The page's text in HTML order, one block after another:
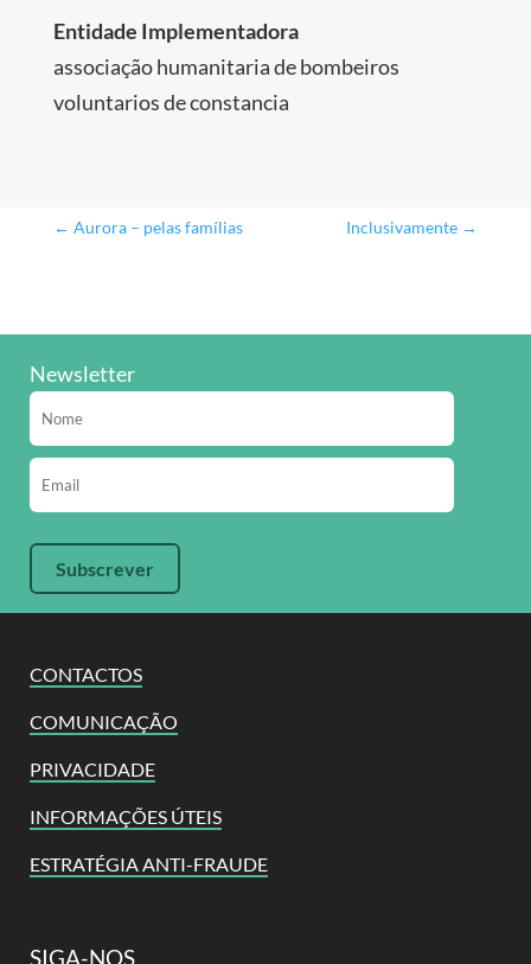
Entidade Implementadora
associação humanitaria de bombeiros
voluntarios de constancia
← Aurora – pelas famílias Inclusivamente →
CONTACTOS
COMUNICAÇÃO
PRIVACIDADE
INFORMAÇÕES ÚTEIS
ESTRATÉGIA ANTI-FRAUDE
SIGA-NOS
Newsletter